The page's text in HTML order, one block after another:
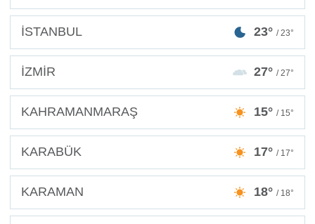
İSTANBUL 23° / 23°
İZMİR 27° / 27°
KAHRAMANMARAŞ 15° / 15°
KARABÜK 17° / 17°
KARAMAN 18° / 18°